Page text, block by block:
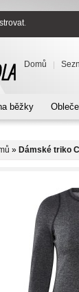
.
Domů
běžky
» Dámské triko